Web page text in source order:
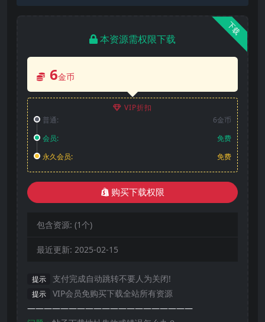
下载
本资源需权限下载
6金币
VIP折扣
普通:
6金币
会员:
免费
永久会员:
免费
购买下载权限
包含资源: (1个)
最近更新: 2025-02-15
提示 支付完成自动跳转不要人为关闭!
提示
VIP会员免购买下载全站所有资源
————————————————————